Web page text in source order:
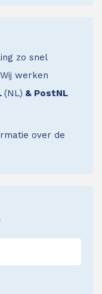
zo snel
werken
(NL) & PostNL
over de